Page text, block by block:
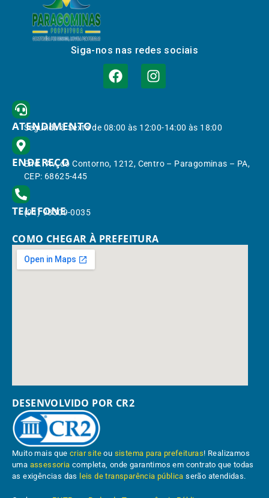
Siga-nos nas redes sociais
ATENDIMENTO
Segunda à Sexta de 08:00 às 12:00-14:00 às 18:00
ENDEREÇO
End.: Av. do Contorno, 1212, Centro – Paragominas – PA,
CEP: 68625-445
TELEFONE
(91) 98309-0035
COMO CHEGAR À PREFEITURA
DESENVOLVIDO POR CR2
Muito mais quecriar site ou sistema para prefeituras! Realizamos
uma assessoria completa, onde garantimos em contrato que todas
as exigências das leis de transparência pública serão atendidas.